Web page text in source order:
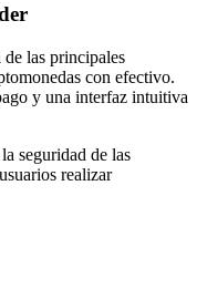
las principales
con efectivo.
y una interfaz intuitiva
seguridad de las
realizar